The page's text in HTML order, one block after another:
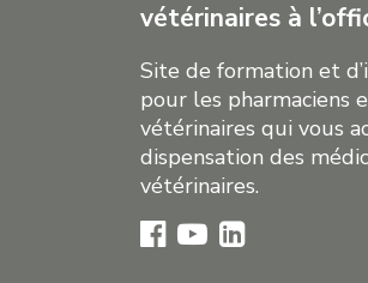
vétérinaires à
Site de formation et
pour les pharmaciens
vétérinaires qui vous
dispensation des
vétérinaires.